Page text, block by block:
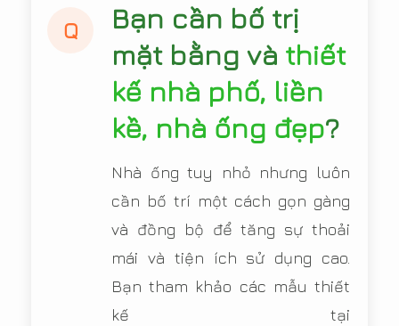
Q
Bạn cần bố trị
mặt bằng và thiết
kế nhà phố, liền
kề, nhà ống đẹp?
Nhà ống tuy nhỏ nhưng luôn
cần bố trí một cách gọn gàng
và đồng bộ để tăng sự thoải
mái và tiện ích sử dụng cao.
Bạn tham khảo các mẫu thiết
kế tại